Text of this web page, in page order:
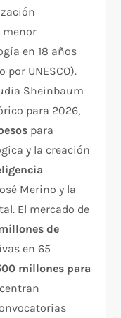
menor
en 18 años
por UNESCO).
Sheinbaum
para 2026,
para
y la creación
Merino y la
El mercado de
de
en 65
millones para